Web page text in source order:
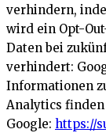
verhindern,
wird ein Opt-
Daten bei
verhindert:
Informationen
Analytics
Google: https://